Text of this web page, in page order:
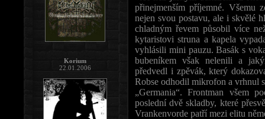
přinejmenším příjemné. Všemu
nejen svou postavu, ale i skvělé
chladným řevem působil více
kytaristovi struna a kapela
vyhlásili mini pauzu. Basák s
bubeníkem však nelenili a
předvedl i zpěvák, který
Robse odhodil mikrofon a vrhnul
„Germania“. Frontman všem
poslední dvě skladby, které
Vrankenvorde patří mezi elitu
Korium
22.01.2006